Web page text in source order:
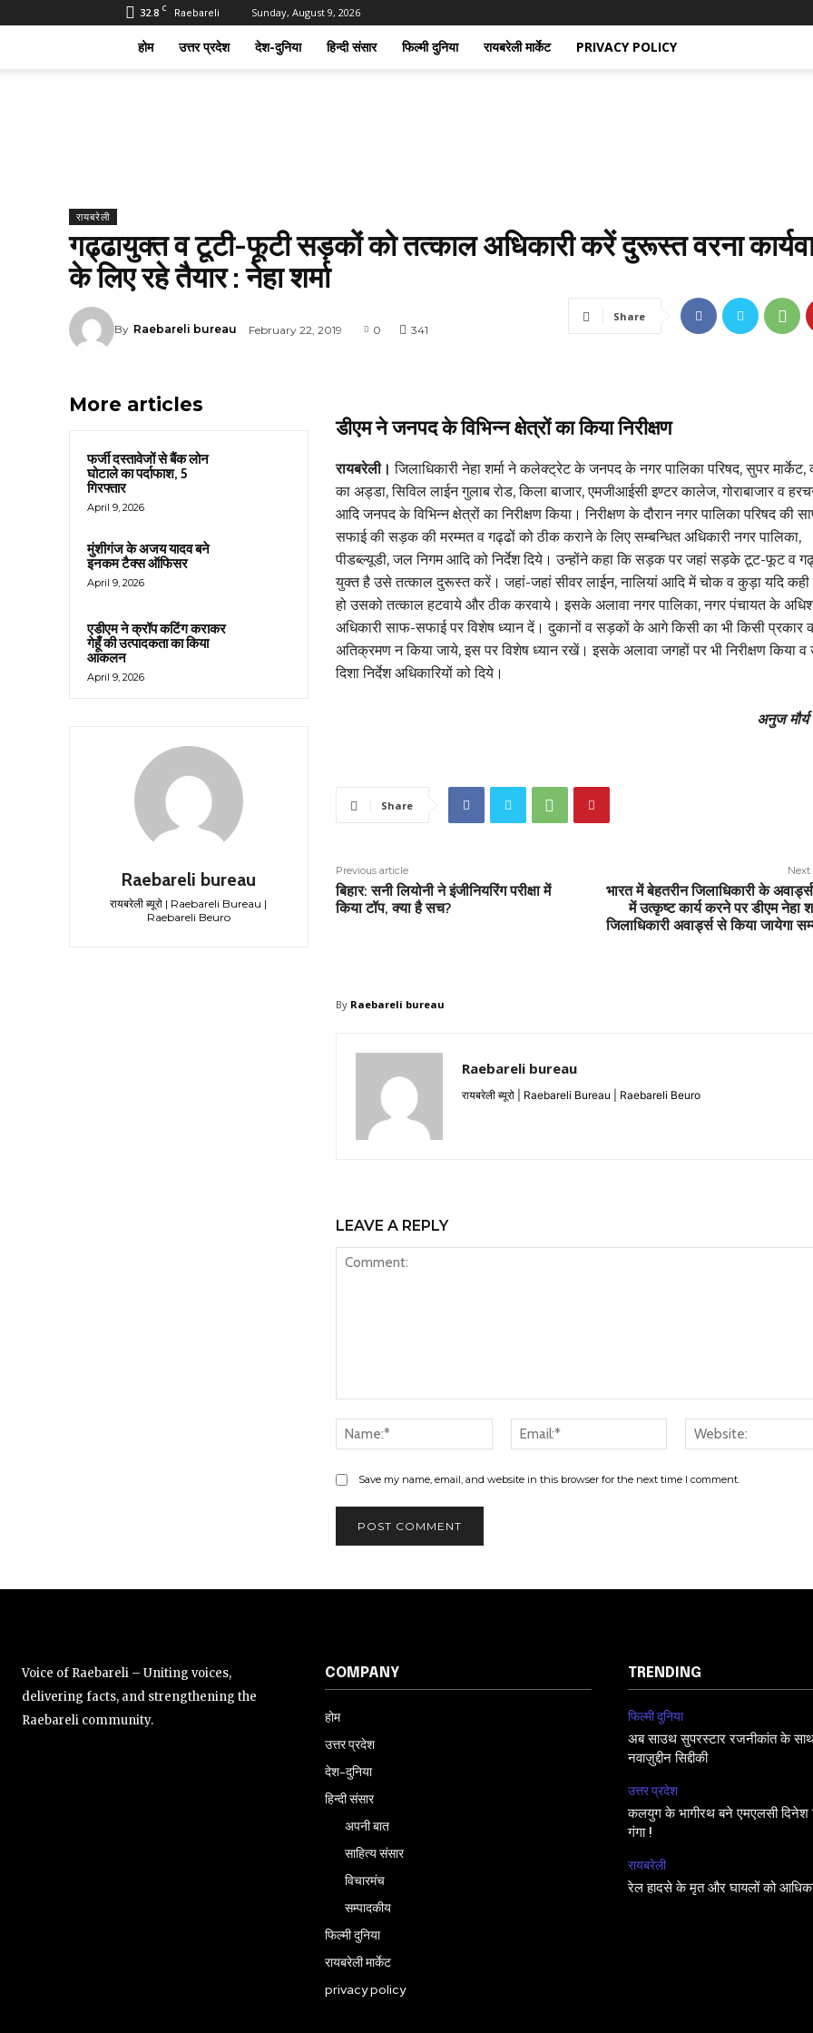
32.8 C Raebareli Sunday, August 9, 2026
होम उत्तर प्रदेश देश-दुनिया हिन्दी संसार फिल्मी दुनिया रायबरेली मार्केट PRIVACY POLICY
रायबरेली
गढ्ढायुक्त व टूटी-फूटी सड़कों को तत्काल अधिकारी करें दुरूस्त वरना
के लिए रहे तैयार : नेहा शर्मा
By Raebareli bureau February 22, 2019 0 341
Share
More articles
फर्जी दस्तावेजों से बैंक लोन
घोटाले का पर्दाफाश, 5
गिरफ्तार
April 9, 2026
मुंशीगंज के अजय यादव बने
इनकम टैक्स ऑफिसर
April 9, 2026
एडीएम ने क्रॉप कटिंग कराकर
गेहूँ की उत्पादकता का किया
आकलन
April 9, 2026
Raebareli bureau
रायबरेली ब्यूरो | Raebareli Bureau |
Raebareli Beuro
डीएम ने जनपद के विभिन्न क्षेत्रों का किया निरीक्षण
रायबरेली। जिलाधिकारी नेहा शर्मा ने कलेक्ट्रेट के जनपद के नगर पालिका परिषद, सुपर मार्केट,
का अड्डा, सिविल लाईन गुलाब रोड, किला बाजार, एमजीआईसी इण्टर कालेज, गोराबाजार व
आदि जनपद के विभिन्न क्षेत्रों का निरीक्षण किया। निरीक्षण के दौरान नगर पालिका परिषद की
सफाई की सड़क की मरम्मत व गढ्ढों को ठीक कराने के लिए सम्बन्धित अधिकारी नगर पालिका,
पीडब्ल्यूडी, जल निगम आदि को निर्देश दिये। उन्होंने कहा कि सड़क पर जहां सड़के टूट-फूट व
युक्त है उसे तत्काल दुरूस्त करें। जहां-जहां सीवर लाईन, नालियां आदि में चोक व कुड़ा यदि कही
हो उसको तत्काल हटवाये और ठीक करवाये। इसके अलावा नगर पालिका, नगर पंचायत के
अधिकारी साफ-सफाई पर विशेष ध्यान दें। दुकानों व सड़कों के आगे किसी का भी किसी प्रकार
अतिक्रमण न किया जाये, इस पर विशेष ध्यान रखें। इसके अलावा जगहों पर भी निरीक्षण किया व
दिशा निर्देश अधिकारियों को दिये।
अनुज मौर्य
Share
Previous article
बिहार: सनी लियोनी ने इंजीनियरिंग परीक्षा में
किया टॉप, क्या है सच?
Next
भारत में बेहतरीन जिलाधिकारी के
में उत्कृष्ट कार्य करने पर डीएम नेहा
जिलाधिकारी अवार्ड्स से किया जायेगा
By Raebareli bureau
Raebareli bureau
रायबरेली ब्यूरो | Raebareli Bureau | Raebareli Beuro
LEAVE A REPLY
Name:*
Email:*
Save my name, email, and website in this browser for the next time I comment.
Voice of Raebareli – Uniting voices,
delivering facts, and strengthening the
Raebareli community.
COMPANY
होम
उत्तर प्रदेश
देश-दुनिया
हिन्दी संसार
अपनी बात
साहित्य संसार
विचारमंच
सम्पादकीय
फिल्मी दुनिया
रायबरेली मार्केट
privacy policy
TRENDING
फिल्मी दुनिया
अब साउथ सुपरस्टार रजनीकांत के
नवाज़ुद्दीन सिद्दीकी
उत्तर प्रदेश
कलयुग के भागीरथ बने एमएलसी दिनेश
गंगा !
रायबरेली
रेल हादसे के मृत और घायलों को